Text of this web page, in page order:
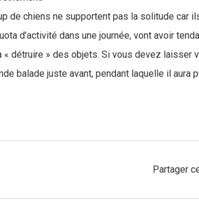
de chiens ne supportent pas la solitude car
d’activité dans une journée, vont avoir
« détruire » des objets. Si vous devez laisser
balade juste avant, pendant laquelle il aura
Partager